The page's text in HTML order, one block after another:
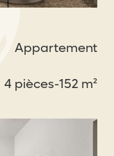
Appartement
4 pièces-152 m²